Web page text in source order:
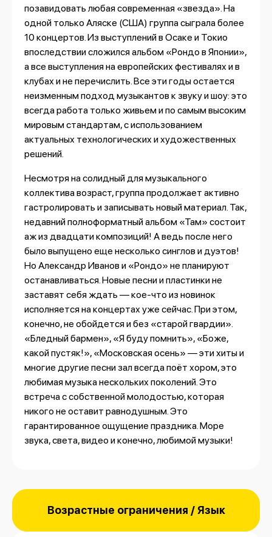
позавидовать любая современная «звезда». На
одной только Аляске (США) группа сыграла более
10 концертов. Из выступлений в Осаке и Токио
впоследствии сложился альбом «Рондо в Японии»,
а все выступления на европейских фестивалях и в
клубах и не перечислить. Все эти годы остается
неизменным подход музыкантов к звуку и шоу: это
всегда работа только живьем и по самым высоким
мировым стандартам, с использованием
актуальных технологических и художественных
решений.
Несмотря на солидный для музыкального
коллектива возраст, группа продолжает активно
гастролировать и записывать новый материал. Так,
недавний полноформатный альбом «Там» состоит
аж из двадцати композиций! А ведь после него
было выпущено еще несколько синглов и дуэтов!
Но Александр Иванов и «Рондо» не планируют
останавливаться. Новые песни и пластинки не
заставят себя ждать — кое-что из новинок
исполняется на концертах уже сейчас. При этом,
конечно, не обойдется и без «старой гвардии».
«Бледный бармен», «Я буду помнить», «Боже,
какой пустяк!», «Московская осень» — эти хиты и
многие другие песни зал всегда поёт хором, это
любимая музыка нескольких поколений. Это
встреча с собственной молодостью, которая
никого не оставит равнодушным. Это
гарантированное ощущение праздника. Море
звука, света, видео и конечно, любимой музыки!
Возрастные ограничения / Язык